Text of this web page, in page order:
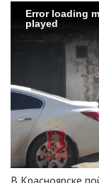
Error loading
played
В Красноярске